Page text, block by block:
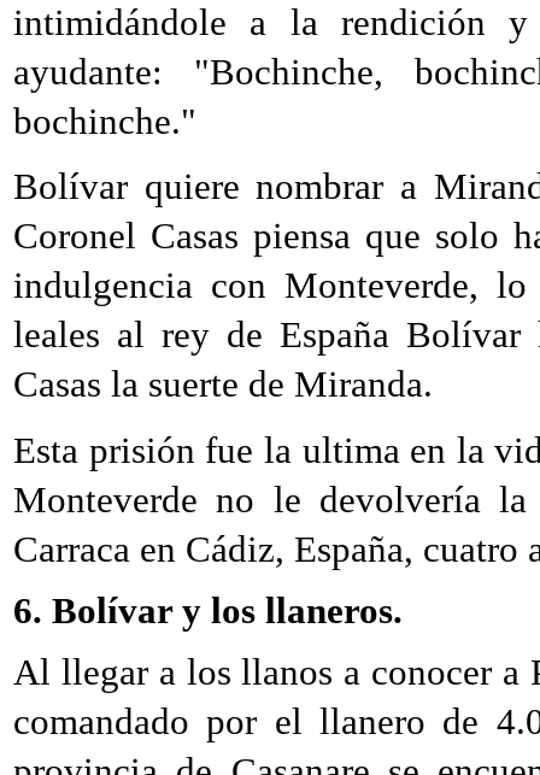
intimidándole a la rendición
ayudante: "Bochinche,
bochinche."
Bolívar quiere nombrar a
Coronel Casas piensa que solo
indulgencia con Monteverde,
leales al rey de España Bolívar
Casas la suerte de Miranda.
Esta prisión fue la ultima en la
Monteverde no le devolvería
Carraca en Cádiz, España,
6. Bolívar y los llaneros.
Al llegar a los llanos a conocer a
comandado por el llanero de